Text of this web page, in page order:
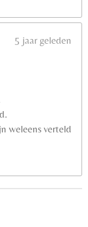
5 jaar geleden
weleens verteld